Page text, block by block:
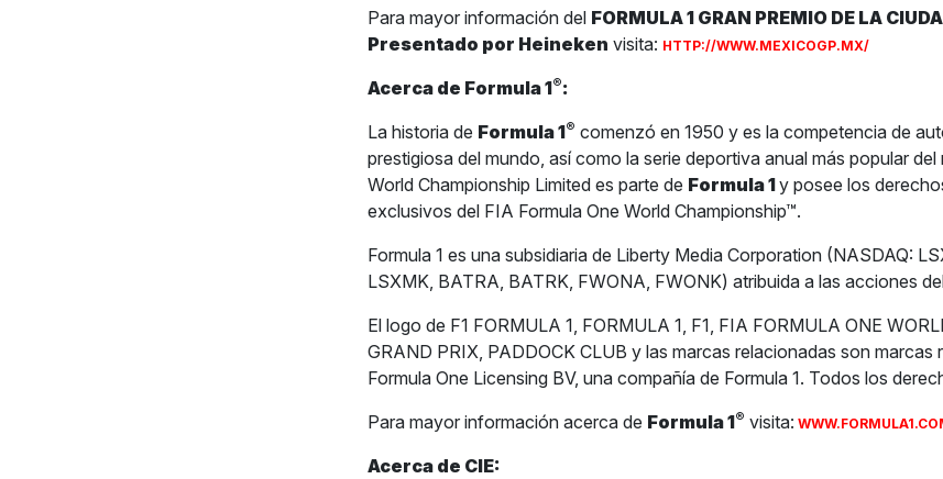
Para mayor información del FORMULA 1 GRAN PREMIO DE LA
Presentado por Heineken visita: HTTP://WWW.MEXICOGP.MX/
Acerca de Formula 1®:
La historia de Formula 1® comenzó en 1950 y es la competencia de
prestigiosa del mundo, así como la serie deportiva anual más popular del
World Championship Limited es parte de Formula 1y posee los
exclusivos del FIA Formula One World Championship™.
Formula 1 es una subsidiaria de Liberty Media Corporation (NASDAQ:
LSXMK, BATRA, BATRK, FWONA, FWONK) atribuida a las acciones
El logo de F1 FORMULA 1, FORMULA 1, F1, FIA FORMULA ONE
GRAND PRIX, PADDOCK CLUB y las marcas relacionadas son marcas
Formula One Licensing BV, una compañía de Formula 1. Todos los
Para mayor información acerca de Formula 1® visita:
Acerca de CIE: